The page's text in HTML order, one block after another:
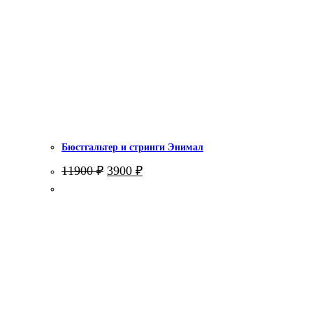
Бюстгальтер и стринги Энимал
11900₽ Первоначальная
цена
3900 ₽Текущая
цена: